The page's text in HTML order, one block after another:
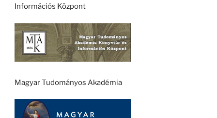
Információs Központ
Magyar Tudományos Akadémia